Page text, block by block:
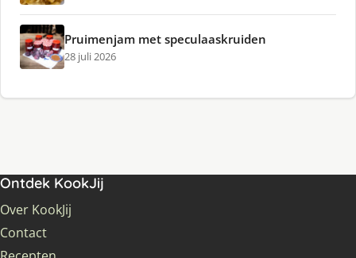
Pruimenjam met speculaaskruiden
28 juli 2026
Ontdek KookJij
Over KookJij
Contact